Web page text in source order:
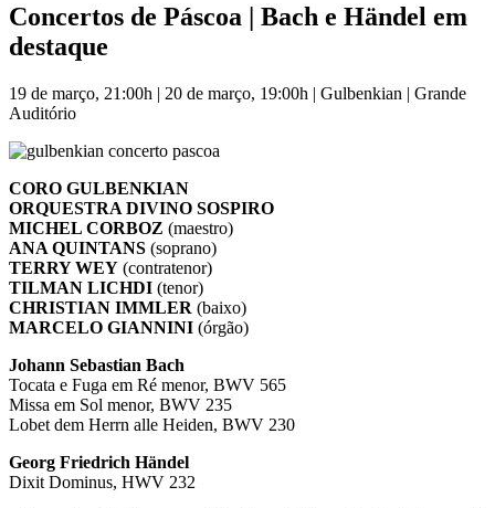
Concertos de Páscoa | Bach e Händel em
destaque
19 de março, 21:00h | 20 de março, 19:00h | Gulbenkian | Grande
Auditório
CORO GULBENKIAN
ORQUESTRA DIVINO SOSPIRO
MICHEL CORBOZ (maestro)
ANA QUINTANS (soprano)
TERRY WEY (contratenor)
TILMAN LICHDI (tenor)
CHRISTIAN IMMLER (baixo)
MARCELO GIANNINI (órgão)
Johann Sebastian Bach
Tocata e Fuga em Ré menor, BWV 565
Missa em Sol menor, BWV 235
Lobet dem Herrn alle Heiden, BWV 230
Georg Friedrich Händel
Dixit Dominus, HWV 232